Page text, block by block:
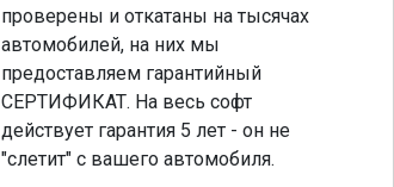
проверены и откатаны на тысячах
автомобилей, на них мы
предоставляем гарантийный
СЕРТИФИКАТ. На весь софт
действует гарантия 5 лет - он не
"слетит" с вашего автомобиля.